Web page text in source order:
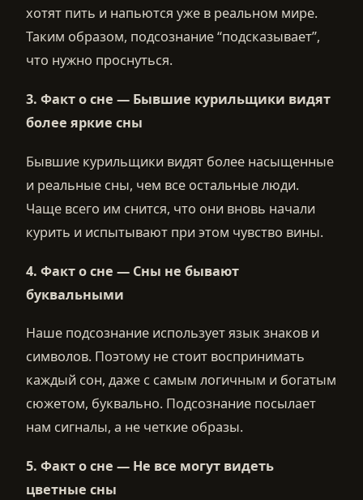
хотят пить и напьются уже в реальном мире.
Таким образом, подсознание “подсказывает”,
что нужно проснуться.
3. Факт о сне — Бывшие курильщики видят
более яркие сны
Бывшие курильщики видят более насыщенные
и реальные сны, чем все остальные люди.
Чаще всего им снится, что они вновь начали
курить и испытывают при этом чувство вины.
4. Факт о сне — Сны не бывают
буквальными
Наше подсознание использует язык знаков и
символов. Поэтому не стоит воспринимать
каждый сон, даже с самым логичным и богатым
сюжетом, буквально. Подсознание посылает
нам сигналы, а не четкие образы.
5. Факт о сне — Не все могут видеть
цветные сны